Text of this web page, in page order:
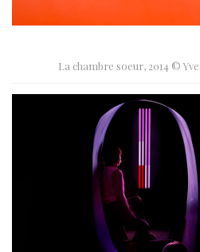
La chambre soeur, 2014 ©